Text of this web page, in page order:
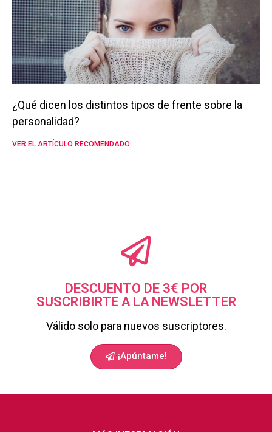
¿Qué dicen los distintos tipos de frente sobre la
personalidad?
VER EL ARTÍCULO RECOMENDADO
DESCUENTO DE 3€ POR
SUSCRIBIRTE A LA NEWSLETTER
Válido solo para nuevos suscriptores.
¡Apúntame!